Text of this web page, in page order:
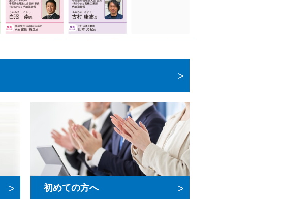
初めての方へ